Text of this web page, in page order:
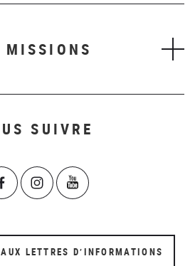
MISSIONS
SUIVRE
LETTRES D’INFORMATIONS